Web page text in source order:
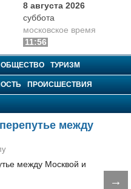
8 августа 2026
суббота
московское время
11:56
ОБЩЕСТВО ТУРИЗМ
ПРОИСШЕСТВИЯ
между
→